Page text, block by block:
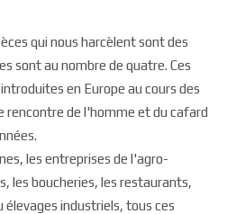
qui nous harcèlent sont des
sont au nombre de quatre. Ces
en Europe au cours des
rencontre de l'homme et du cafard
les entreprises de l'agro-
les boucheries, les restaurants,
industriels, tous ces